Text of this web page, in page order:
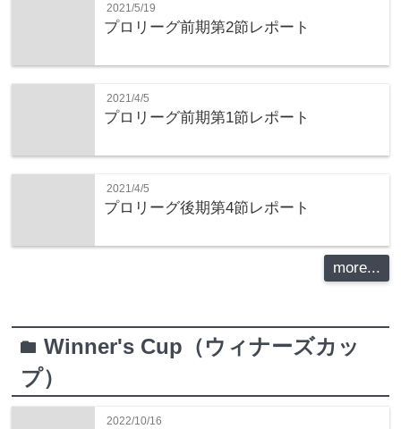
2021/5/19
プロリーグ前期第2節レポート
2021/4/5
プロリーグ前期第1節レポート
2021/4/5
プロリーグ後期第4節レポート
more...
folderWinner's Cup（ウィナーズカッ
プ）
2022/10/16